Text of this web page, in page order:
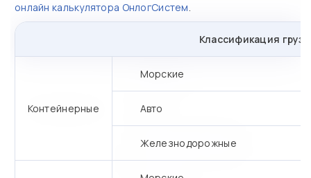
онлайн калькулятора ОнлогСистем.
Классификация
Контейнерные
Морские
Авто
Железнодорожные